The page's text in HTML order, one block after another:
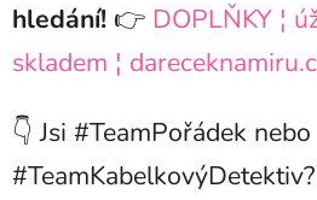
hledání! 👉 DOPLŇKY ¦
skladem ¦
👇 Jsi #TeamPořádek nebo